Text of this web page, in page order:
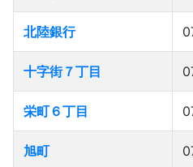
北陸銀行
十字街７丁目
栄町６丁目
旭町
北陸銀行
十字街７丁目
栄町６丁目
旭町